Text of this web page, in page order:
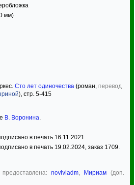
мм)
Сто лет одиночества (роман, перевод
), стр. 5-415
В. Воронина.
в печать 16.11.2021.
в печать 19.02.2024, заказ 1709.
novivladm, Мириам(доп.